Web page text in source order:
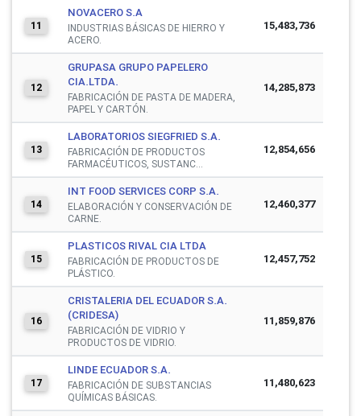
11
NOVACERO S.A
INDUSTRIAS BÁSICAS DE HIERRO Y
ACERO.
15,483,736
12
GRUPASA GRUPO PAPELERO
CIA.LTDA.
FABRICACIÓN DE PASTA DE MADERA,
PAPEL Y CARTÓN.
14,285,873
13
LABORATORIOS SIEGFRIED S.A.
FABRICACIÓN DE PRODUCTOS
FARMACÉUTICOS, SUSTANC...
12,854,656
14
INT FOOD SERVICES CORP S.A.
ELABORACIÓN Y CONSERVACIÓN DE
CARNE.
12,460,377
15
PLASTICOS RIVAL CIA LTDA
FABRICACIÓN DE PRODUCTOS DE
PLÁSTICO.
12,457,752
16
CRISTALERIA DEL ECUADOR S.A.
(CRIDESA)
FABRICACIÓN DE VIDRIO Y
PRODUCTOS DE VIDRIO.
11,859,876
17
LINDE ECUADOR S.A.
FABRICACIÓN DE SUBSTANCIAS
QUÍMICAS BÁSICAS.
11,480,623